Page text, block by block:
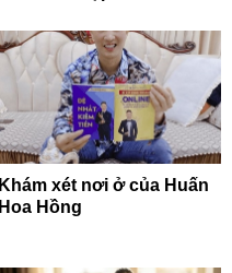
Khám xét nơi ở của Huấn
Hoa Hồng